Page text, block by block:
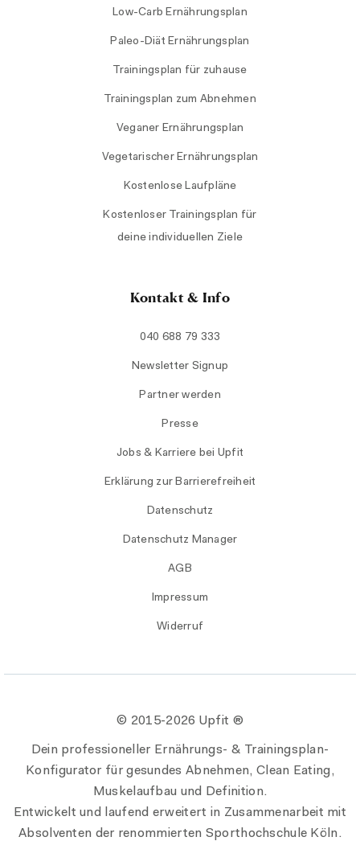
Low-Carb Ernährungsplan
Paleo-Diät Ernährungsplan
Trainingsplan für zuhause
Trainingsplan zum Abnehmen
Veganer Ernährungsplan
Vegetarischer Ernährungsplan
Kostenlose Laufpläne
Kostenloser Trainingsplan für
deine individuellen Ziele
Kontakt & Info
040 688 79 333
Newsletter Signup
Partner werden
Presse
Jobs & Karriere bei Upfit
Erklärung zur Barrierefreiheit
Datenschutz
Datenschutz Manager
AGB
Impressum
Widerruf
© 2015-2026 Upfit ®
Dein professioneller Ernährungs- & Trainingsplan-
Konfigurator für gesundes Abnehmen, Clean Eating,
Muskelaufbau und Definition.
Entwickelt und laufend erweitert in Zusammenarbeit mit
Absolventen der renommierten Sporthochschule Köln.